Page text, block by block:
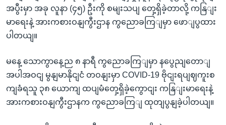
အပွီးမှာ အခု လူနာ (၄၅) ဦးကို စမျးသပျ တှေ့ရှိခဲ့တာလို့ ကနြျး
မာရေးနဲ့ အားကစားဝနျကွီးဌာန ကွညောခကြျမှာ ဖောျပွထား
ပါတယျ။
မနေ့ သောကွာနေ့ည ၈ နာရီ ကွညောခကြျမှာ နပွေညျတောျ
အပါအဝငျ မွနျမာနိုငျငံ တဝနျးမှာ COVID-19 ဗိုငျးရပျဈကူးစ
ကျခံရသူ ၃၈ ယောကျ ထပျမံတှေ့ရှိခဲ့ကွောငျး ကနြျးမာရေးနဲ့
အားကစားဝနျကွီးဌာနက ကွညောခကြျ ထုတျပွနျခဲ့ပါတယျ။